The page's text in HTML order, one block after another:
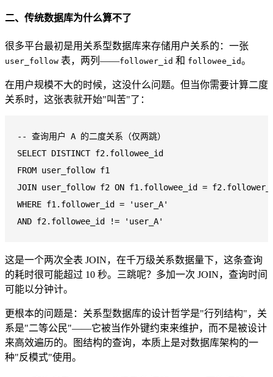
二、传统数据库为什么算不了
很多平台最初是用关系型数据库来存储用户关系的：一张
user_follow 表，两列——follower_id 和 followee_id。
在用户规模不大的时候，这没什么问题。但当你需要计算二度
关系时，这张表就开始"叫苦"了：
-- 查询用户 A 的二度关系（仅两跳）
SELECT DISTINCT
FROM
JOIN user_follow f2 ON f1.followee_id =
WHERE f1.follower_id =
'user_A'
AND f2.followee_id != 'user_A'
这是一个两次全表 JOIN，在千万级关系数据量下，这条查询
的耗时很可能超过 10 秒。三跳呢？多加一次 JOIN，查询时间
可能以分钟计。
更根本的问题是：关系型数据库的设计哲学是"行列结构"，关
系是"二等公民"——它被当作外键约束来维护，而不是被设计
来高效遍历的。图结构的查询，本质上是对数据库架构的一
种"反模式"使用。